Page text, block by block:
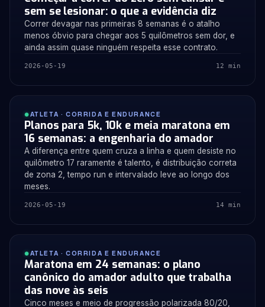
sem se lesionar: o que a evidência diz
Correr devagar nas primeiras 8 semanas é o atalho
menos óbvio para chegar aos 5 quilômetros sem dor, e
ainda assim quase ninguém respeita esse contrato.
2026-05-19 12 min
ATLETA · CORRIDA E ENDURANCE
Planos para 5k, 10k e meia maratona em
16 semanas: a engenharia do amador
A diferença entre quem cruza a linha e quem desiste no
quilômetro 17 raramente é talento, é distribuição correta
de zona 2, tempo run e intervalado leve ao longo dos
meses.
2026-05-19 14 min
ATLETA · CORRIDA E ENDURANCE
Maratona em 24 semanas: o plano
canônico do amador adulto que trabalha
das nove às seis
Cinco meses e meio de progressão polarizada 80/20,